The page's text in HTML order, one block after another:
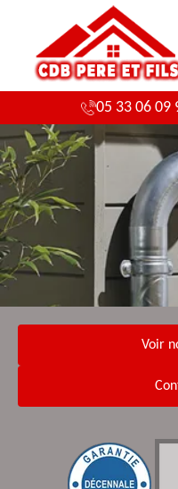
05 33 06 09
Voir